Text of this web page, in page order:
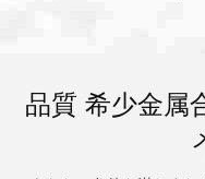
品質 希少金属